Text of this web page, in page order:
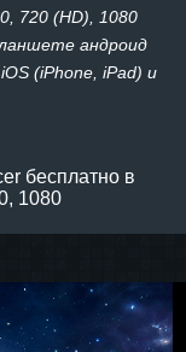
720 (HD), 1080
андроид
(iPhone, iPad) и
бесплатно в
1080